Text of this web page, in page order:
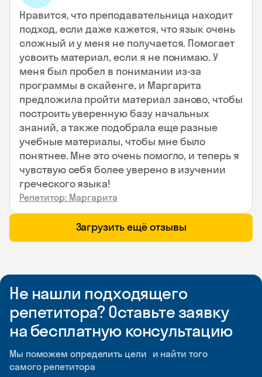
Нравится, что преподавательница находит
подход, если даже кажется, что язык очень
сложный и у меня не получается. Помогает
усвоить материал, если я не понимаю. У
меня был пробел в понимании из-за
программы в скайенге, и Маргарита
предложила пройти материал заново, чтобы
построить уверенную базу начальных
знаний, а также подобрала еще разные
учебные материалы, чтобы мне было
понятнее. Мне это очень помогло, и теперь я
чувствую себя более уверено в изучении
греческого языка!
Репетитор: Маргарита
Загрузить ещё отзывы
Не нашли подходящего
репетитора? Оставьте заявку
на бесплатную консультацию
Мы поможем определить цели и найти того
самого репетитора